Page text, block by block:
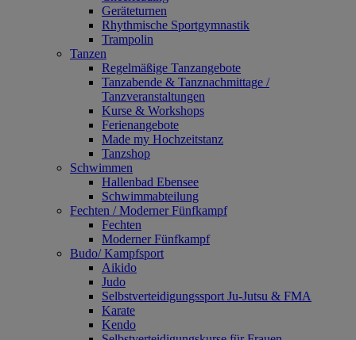
Geräteturnen
Rhythmische Sportgymnastik
Trampolin
Tanzen
Regelmäßige Tanzangebote
Tanzabende & Tanznachmittage /
Tanzveranstaltungen
Kurse & Workshops
Ferienangebote
Made my Hochzeitstanz
Tanzshop
Schwimmen
Hallenbad Ebensee
Schwimmabteilung
Fechten / Moderner Fünfkampf
Fechten
Moderner Fünfkampf
Budo/ Kampfsport
Aikido
Judo
Selbstverteidigungssport Ju-Jutsu & FMA
Karate
Kendo